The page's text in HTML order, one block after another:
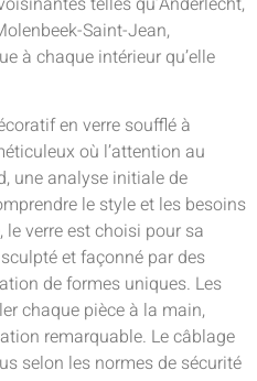
Saint-Jean,
à chaque intérieur qu’elle
en verre soufflé à
où l’attention au
une analyse initiale de
le style et les besoins
verre est choisi pour sa
et façonné par des
de formes uniques. Les
chaque pièce à la main,
remarquable. Le câblage
selon les normes de sécurité